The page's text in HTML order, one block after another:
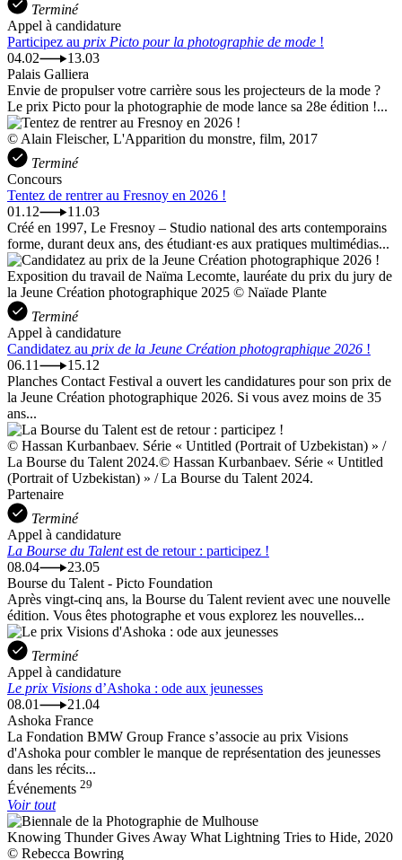
Terminé
Appel à candidature
Participez au prix Picto pour la photographie de mode !
04.02
13.03
Palais Galliera
Envie de propulser votre carrière sous les projecteurs de la mode ?
Le prix Picto pour la photographie de mode lance sa 28e édition !...
© Alain Fleischer, L'Apparition du monstre, film, 2017
Terminé
Concours
Tentez de rentrer au Fresnoy en 2026 !
01.12
11.03
Créé en 1997, Le Fresnoy – Studio national des arts contemporains
forme, durant deux ans, des étudiant·es aux pratiques multimédias...
Exposition du travail de Naïma Lecomte, lauréate du prix du jury de
la Jeune Création photographique 2025 © Naïade Plante
Terminé
Appel à candidature
Candidatez au prix de la Jeune Création photographique 2026 !
06.11
15.12
Planches Contact Festival a ouvert les candidatures pour son prix de
la Jeune Création photographique 2026. Si vous avez moins de 35
ans...
© Hassan Kurbanbaev. Série « Untitled (Portrait of Uzbekistan) » /
La Bourse du Talent 2024.© Hassan Kurbanbaev. Série « Untitled
(Portrait of Uzbekistan) » / La Bourse du Talent 2024.
Partenaire
Terminé
Appel à candidature
La Bourse du Talentest de retour : participez !
08.04
23.05
Bourse du Talent - Picto Foundation
Après vingt-cinq ans, la Bourse du Talent revient avec une nouvelle
édition. Vous êtes photographe et vous explorez les nouvelles...
Terminé
Appel à candidature
Le prix Visions d’Ashoka : ode aux jeunesses
08.01
21.04
Ashoka France
La Fondation BMW Group France s’associe au prix Visions
d'Ashoka pour combler le manque de représentation des jeunesses
dans les récits...
Événements 29
Voir tout
Knowing Thunder Gives Away What Lightning Tries to Hide, 2020
© Rebecca Bowring